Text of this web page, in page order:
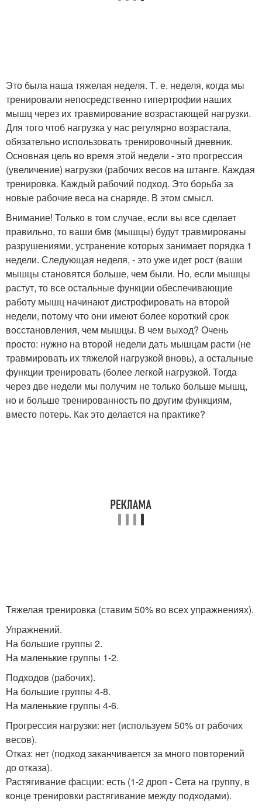
Это была наша тяжелая неделя. Т. е. неделя, когда мы
тренировали непосредственно гипертрофии наших
мышц через их травмирование возрастающей нагрузки.
Для того чтоб нагрузка у нас регулярно возрастала,
обязательно использовать тренировочный дневник.
Основная цель во время этой недели - это прогрессия
(увеличение) нагрузки (рабочих весов на штанге. Каждая
тренировка. Каждый рабочий подход. Это борьба за
новые рабочие веса на снаряде. В этом смысл.
Внимание! Только в том случае, если вы все сделает
правильно, то ваши бмв (мышцы) будут травмированы
разрушениями, устранение которых занимает порядка 1
недели. Следующая неделя, - это уже идет рост (ваши
мышцы становятся больше, чем были. Но, если мышцы
растут, то все остальные функции обеспечивающие
работу мышц начинают дистрофировать на второй
недели, потому что они имеют более короткий срок
восстановления, чем мышцы. В чем выход? Очень
просто: нужно на второй недели дать мышцам расти (не
травмировать их тяжелой нагрузкой вновь), а остальные
функции тренировать (более легкой нагрузкой. Тогда
через две недели мы получим не только больше мышц,
но и больше тренированность по другим функциям,
вместо потерь. Как это делается на практике?
Тяжелая тренировка (ставим 50% во всех упражнениях).
Упражнений.
На большие группы 2.
На маленькие группы 1-2.
Подходов (рабочих).
На большие группы 4-8.
На маленькие группы 4-6.
Прогрессия нагрузки: нет (используем 50% от рабочих
весов).
Отказ: нет (подход заканчивается за много повторений
до отказа).
Растягивание фасции: есть (1-2 дроп - Сета на группу, в
конце тренировки растягивание между подходами).